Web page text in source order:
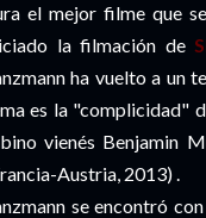
el mejor filme que
la filmación de
ha vuelto a un
es la "complicidad"
vienés Benjamin
Austria, 2013) .
se encontró